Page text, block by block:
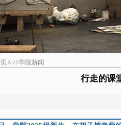
∧>>学院新闻
行走的课